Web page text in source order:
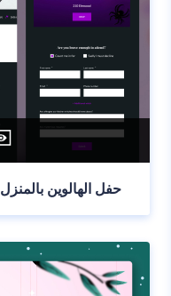
حفل الهالوين بالمنزل